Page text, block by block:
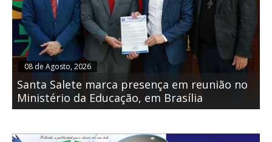
08 de Agosto, 2026
Santa Salete marca presença em reunião no
Ministério da Educação, em Brasília